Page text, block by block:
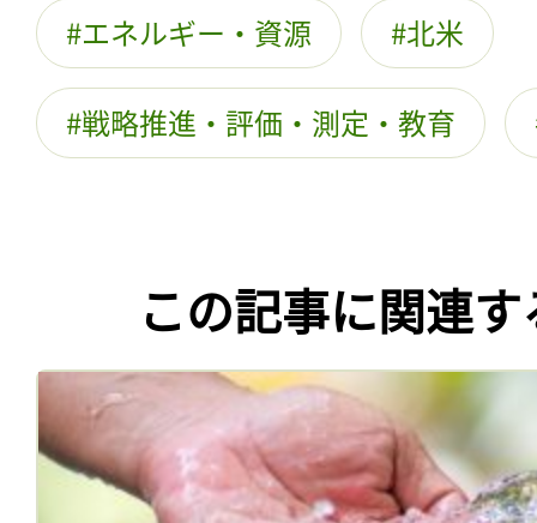
エネルギー・資源 北米
戦略推進・評価・測定・教育
この記事に関連